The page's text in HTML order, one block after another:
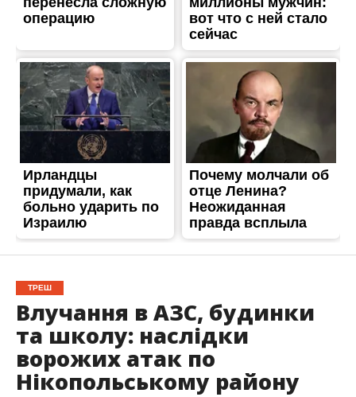
ТРЕШ
Влучання в АЗС, будинки
та школу: наслідки
ворожих атак по
Нікопольському району